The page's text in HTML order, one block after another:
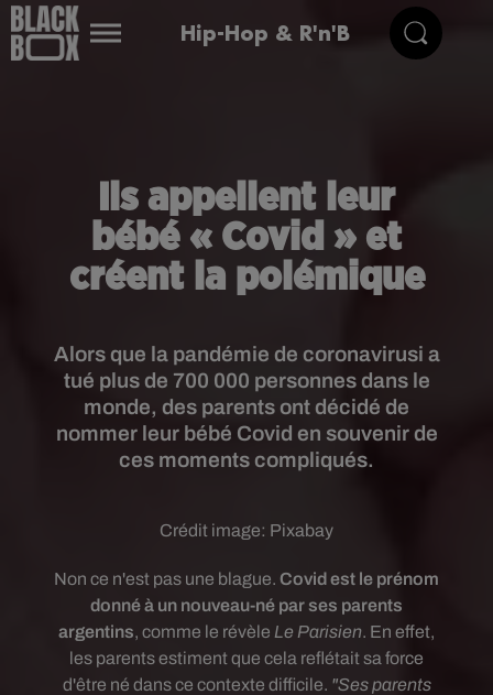
Hip-Hop & R'n'B
Ils appellent leur
bébé « Covid » et
créent la polémique
Alors que la pandémie de coronavirusi a
tué plus de 700 000 personnes dans le
monde, des parents ont décidé de
nommer leur bébé Covid en souvenir de
ces moments compliqués.
Crédit image: Pixabay
Non ce n'est pas une blague. Covid est le prénom
donné à un nouveau-né par ses parents
argentins, comme le révèle Le Parisien. En effet,
les parents estiment que cela reflétait sa force
d'être né dans ce contexte difficile. "Ses parents